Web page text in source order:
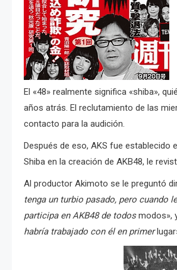
El «48» realmente significa «shiba»,
años atrás. El reclutamiento de las
contacto para la audición.
Después de eso, AKS fue establecido
Shiba en la creación de AKB48, le
Al productor Akimoto se le preguntó
tenga un turbio pasado, pero cuando
participa en AKB48 de todosmodos»,
habría trabajado con él en primer